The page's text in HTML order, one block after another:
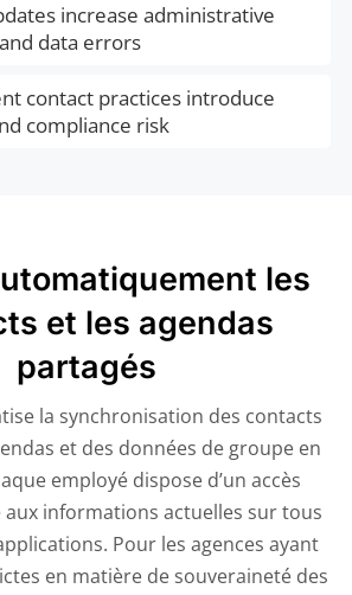
increase administrative
data errors
contact practices introduce
compliance risk
les
et les agendas
partagés
la synchronisation des contacts
et des données de groupe en
employé dispose d’un accès
aux informations actuelles sur tous
Pour les agences ayant
en matière de souveraineté des